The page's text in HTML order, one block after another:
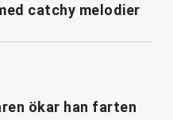
catchy melodier
ökar han farten